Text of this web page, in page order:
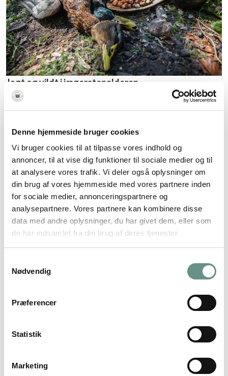
Denne hjemmeside bruger cookies
Vi bruger cookies til at tilpasse vores indhold og
annoncer, til at vise dig funktioner til sociale medier og til
at analysere vores trafik. Vi deler også oplysninger om
din brug af vores hjemmeside med vores partnere inden
for sociale medier, annonceringspartnere og
analysepartnere. Vores partnere kan kombinere disse
data med andre oplysninger, du har givet dem, eller som
de har indsamlet fra din brug af deres tjenester.
Nødvendig
Præferencer
Statistik
Marketing
Jagt og vildt i jægerstenalderen
Kom i tæt kontakt med natur og historie gennem et forløb om
Jagten på den vilde mad